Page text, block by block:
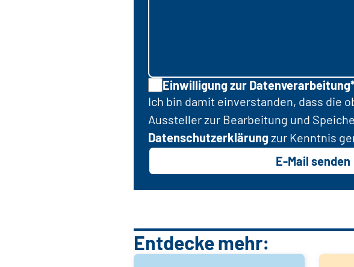
Einwilligung zur
Ich bin damit einverstanden, dass die
Aussteller zur Bearbeitung und
Datenschutzerklärungzur Kenntnis
E-Mail senden
Entdecke mehr: